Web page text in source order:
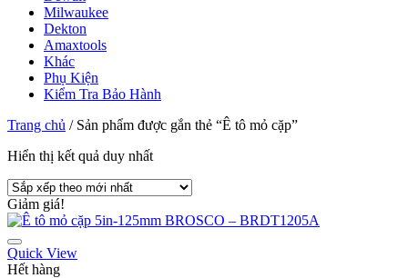
Milwaukee
Dekton
Amaxtools
Khác
Phụ Kiện
Kiểm Tra Bảo Hành
Trang chủ /Sản phẩm được gắn thẻ “Ê tô mỏ cặp”
Hiển thị kết quả duy nhất
Giảm giá!
Quick View
Hết hàng